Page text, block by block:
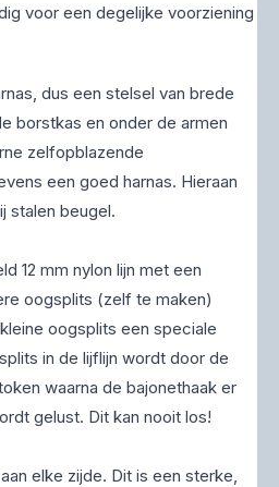
voor een degelijke voorziening
dus een stelsel van brede
borstkas en onder de armen
zelfopblazende
een goed harnas. Hieraan
stalen beugel.
12 mm nylon lijn met een
oogsplits (zelf te maken)
oogsplits een speciale
in de lijflijn wordt door de
waarna de bajonethaak er
gelust. Dit kan nooit los!
elke zijde. Dit is een sterke,